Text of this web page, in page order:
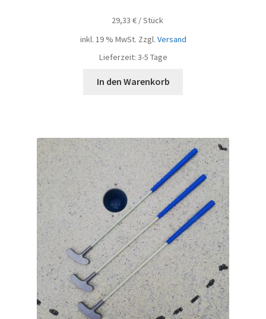
29,33 €/Stück
inkl. 19 % MwSt. Zzgl. Versand
Lieferzeit: 3-5 Tage
In den Warenkorb